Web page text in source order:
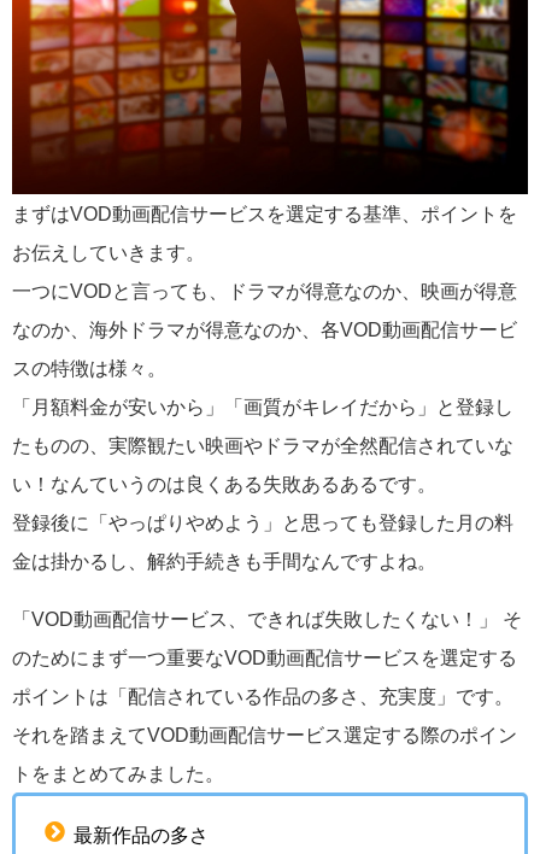
まずはVOD動画配信サービスを選定する基準、ポイントを
お伝えしていきます。
一つにVODと言っても、ドラマが得意なのか、映画が得意
なのか、海外ドラマが得意なのか、各VOD動画配信サービ
スの特徴は様々。
「月額料金が安いから」「画質がキレイだから」と登録し
たものの、実際観たい映画やドラマが全然配信されていな
い！なんていうのは良くある失敗あるあるです。
登録後に「やっぱりやめよう」と思っても登録した月の料
金は掛かるし、解約手続きも手間なんですよね。
「VOD動画配信サービス、できれば失敗したくない！」 そ
のためにまず一つ重要なVOD動画配信サービスを選定する
ポイントは「配信されている作品の多さ、充実度」です。
それを踏まえてVOD動画配信サービス選定する際のポイン
トをまとめてみました。
最新作品の多さ